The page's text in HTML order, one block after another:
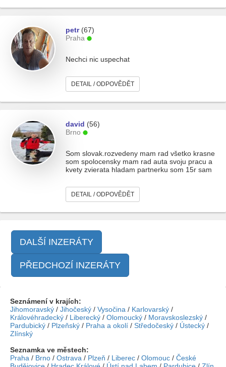
petr(67)
Praha
Nechci nic uspechat
DETAIL / ODPOVĚDĚT
david (56)
Brno
Som slovak.rozvedeny mam rad všetko krasne
som spolocensky mam rad auta svoju pracu a
kvety zvierata hladam partnerku som 15r sam
DETAIL / ODPOVĚDĚT
DALŠÍ INZERÁTY
PŘEDCHOZÍ INZERÁTY
Seznámení v krajích:
Jihomoravský / Jihočeský / Vysočina / Karlovarský /
Královéhradecký / Liberecký / Olomoucký / Moravskoslezský /
Pardubický / Plzeňský / Praha a okolí / Středočeský / Ústecký /
Zlínský
Seznamka ve městech:
Praha / Brno / Ostrava / Plzeň / Liberec / Olomouc / České